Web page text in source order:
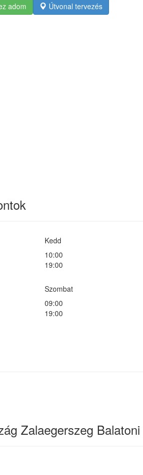
adom Útvonal tervezés
Kedd
10:00
19:00
Szombat
09:00
19:00
Zalaegerszeg